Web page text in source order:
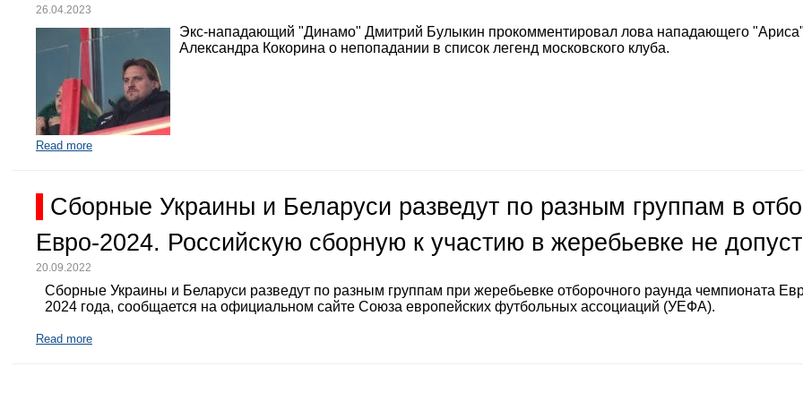
26.04.2023
Экс-нападающий "Динамо" Дмитрий Булыкин прокомментировал лова нападающего "Ариса"
Александра Кокорина о непопадании в список легенд московского клуба.
Read more
Сборные Украины и Беларуси разведут по разным группам в
Евро-2024. Российскую сборную к участию в жеребьевке не
20.09.2022
Сборные Украины и Беларуси разведут по разным группам при жеребьевке отборочного раунда чемпионата
2024 года, сообщается на официальном сайте Союза европейских футбольных ассоциаций (УЕФА).
Read more